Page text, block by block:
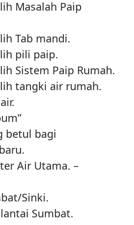
Masalah Paip
Tab mandi.
pili paip.
Sistem Paip Rumah.
tangki air rumah.
betul bagi
Air Utama. –
Sinki.
Sumbat.